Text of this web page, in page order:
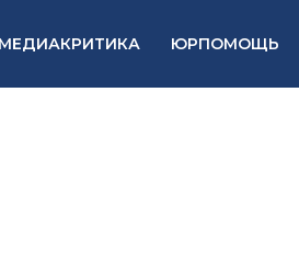
МЕДИАКРИТИКА ЮРПОМОЩЬ